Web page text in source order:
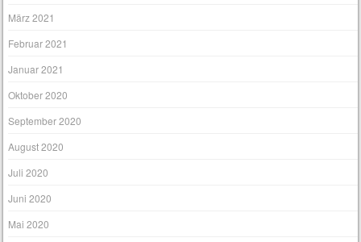
März 2021
Februar 2021
Januar 2021
Oktober 2020
September 2020
August 2020
Juli 2020
Juni 2020
Mai 2020